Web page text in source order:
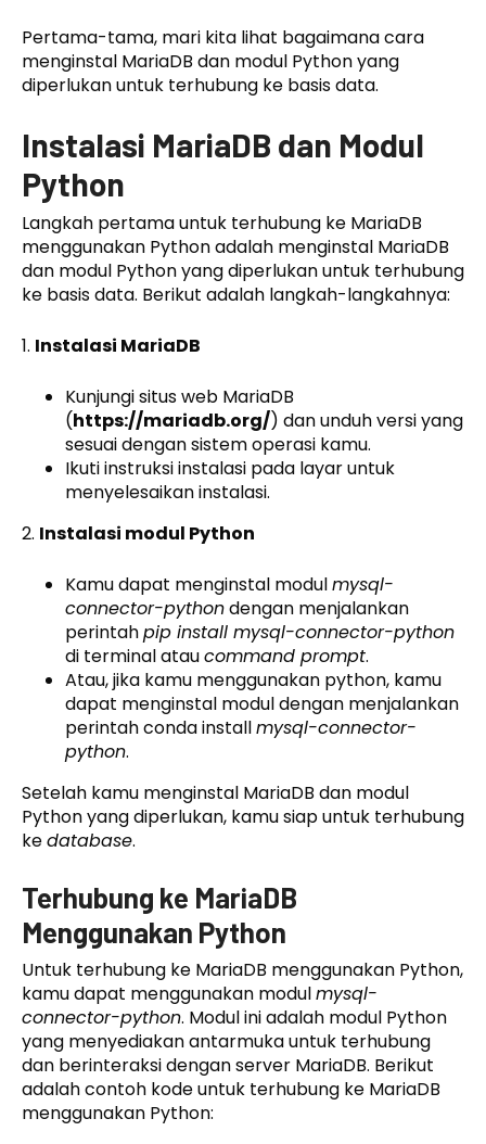
Pertama-tama, mari kita lihat bagaimana cara
menginstal MariaDB dan modul Python yang
diperlukan untuk terhubung ke basis data.
Instalasi MariaDB dan Modul
Python
Langkah pertama untuk terhubung ke MariaDB
menggunakan Python adalah menginstal MariaDB
dan modul Python yang diperlukan untuk terhubung
ke basis data. Berikut adalah langkah-langkahnya:
1. Instalasi MariaDB
Kunjungi situs web MariaDB
(https://mariadb.org/) dan unduh versi yang
sesuai dengan sistem operasi kamu.
Ikuti instruksi instalasi pada layar untuk
menyelesaikan instalasi.
2. Instalasi modul Python
Kamu dapat menginstal modulmysql-
connector-pythondengan menjalankan
perintahpip install mysql-connector-python
di terminal ataucommand prompt.
Atau, jika kamu menggunakan python, kamu
dapat menginstal modul dengan menjalankan
perintah conda installmysql-connector-
python.
Setelah kamu menginstal MariaDB dan modul
Python yang diperlukan, kamu siap untuk terhubung
kedatabase.
Terhubung ke MariaDB
Menggunakan Python
Untuk terhubung ke MariaDB menggunakan Python,
kamu dapat menggunakan modulmysql-
connector-python. Modul ini adalah modul Python
yang menyediakan antarmuka untuk terhubung
dan berinteraksi dengan server MariaDB. Berikut
adalah contoh kode untuk terhubung ke MariaDB
menggunakan Python: